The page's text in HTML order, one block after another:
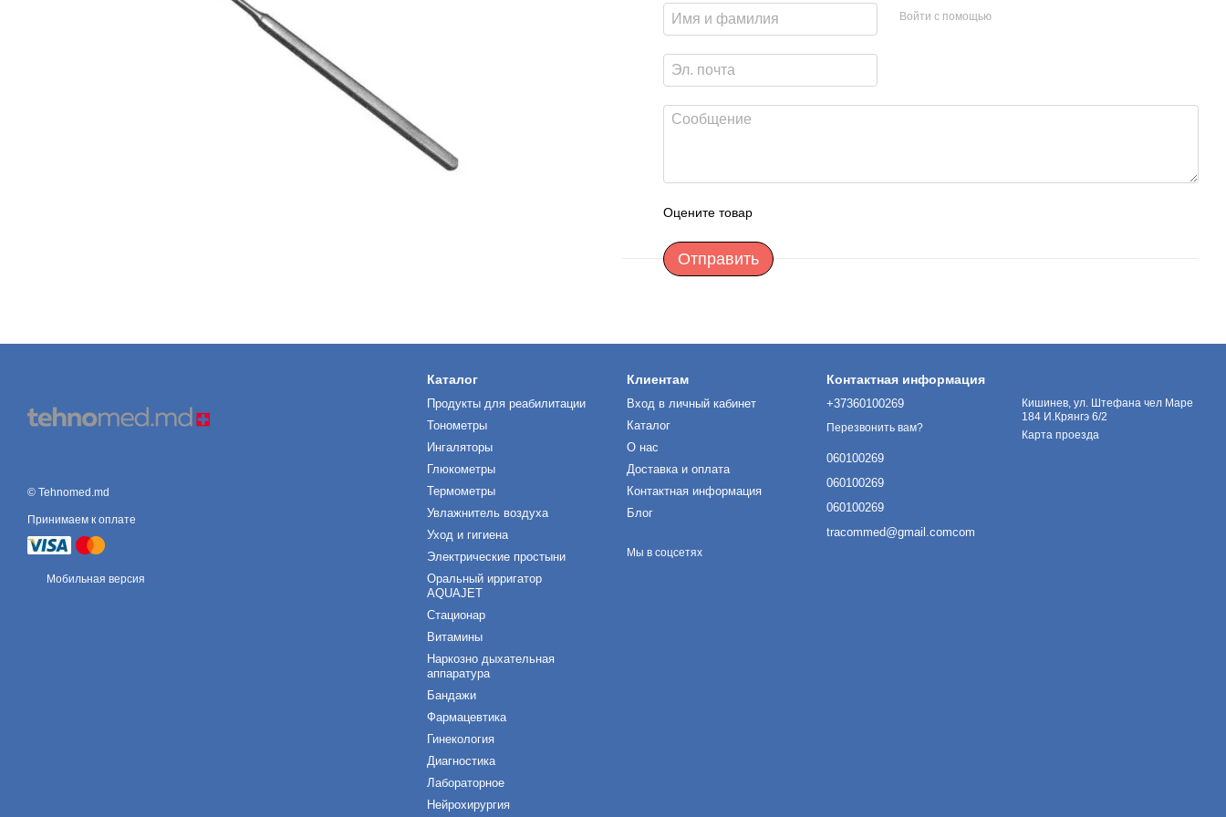
Войти с помощью
Оцените товар
Отправить
© Tehnomed.md
Принимаем к оплате
Мобильная версия
Каталог
Продукты для реабилитации
Тонометры
Ингаляторы
Глюкометры
Термометры
Увлажнитель воздуха
Уход и гигиена
Электрические простыни
Оральный ирригатор
AQUAJET
Стационар
Витамины
Наркозно дыхательная
аппаратура
Бандажи
Фармацевтика
Гинекология
Диагностика
Лабораторное
Нейрохирургия
Клиентам
Вход в личный кабинет
Каталог
О нас
Доставка и оплата
Контактная информация
Блог
Мы в соцсетях
Контактная информация
+37360100269
Перезвонить вам?
060100269
060100269
060100269
tracommed@gmail.comcom
Кишинев, ул. Штефана чел Маре
184 И.Крянгэ 6/2
Карта проезда